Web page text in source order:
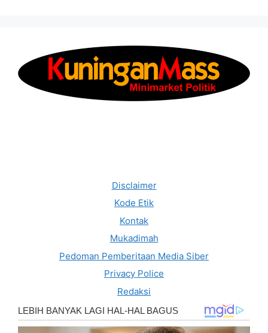
Disclaimer
Kode Etik
Kontak
Mukadimah
Pedoman Pemberitaan Media Siber
Privacy Police
Redaksi